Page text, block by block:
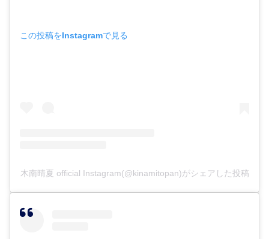
この投稿をInstagramで見る
木南晴夏 official Instagram(@kinamitopan)がシェアした投稿